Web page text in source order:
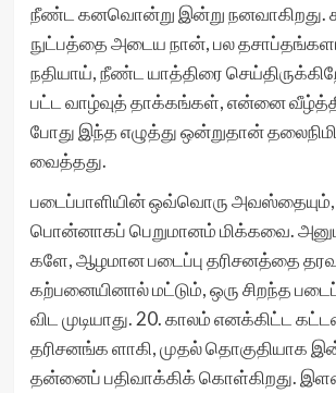
நீண்ட கனவொன்று இன்று நனவாகிறது.
நுட்பத்தை அடைய நான், பல
நதியாய், நீண்ட யாத்திரை
பட்ட வாழ்வுத் தாக்கங்கள், என்னை
போது இந்த எழுத்து ஒன்றுதான்
வைத்தது.
படைப்பாளியின் ஒவ்வொரு அவஸ்தையும்,
பொன்னாகப் பெறுமானம் மிக்கவை.
களே, ஆழமான படைப்பு தரிசனத்தை
கற்பனையினால் மட்டும், ஒரு சிறந்த
விட முடியாது. 20. காலம் எனக்கிட்ட
தரிசனங்க ளாகி, முதல் தொகுதியாக
தன்னைப் பதிவாக்கிக் கொள்கிறது.